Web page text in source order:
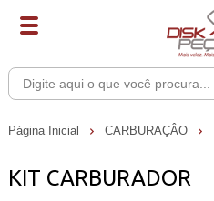
Página Inicial CARBURAÇÂO
KIT CARBURADOR